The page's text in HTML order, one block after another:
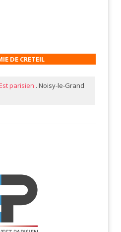
DE CRETEIL
parisien . Noisy-le-Grand